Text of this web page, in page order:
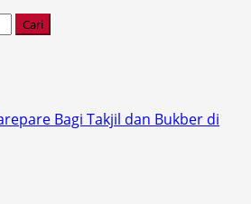
Bagi Takjil dan Bukber di